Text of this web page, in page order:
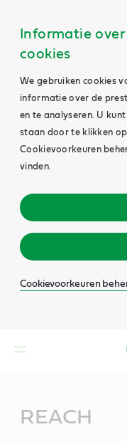
Informatie
cookies
We gebruiken cookies
informatie over de
en te analyseren. U
staan door te klikken
Cookievoorkeuren
vinden.
Cookievoorkeuren
REACH